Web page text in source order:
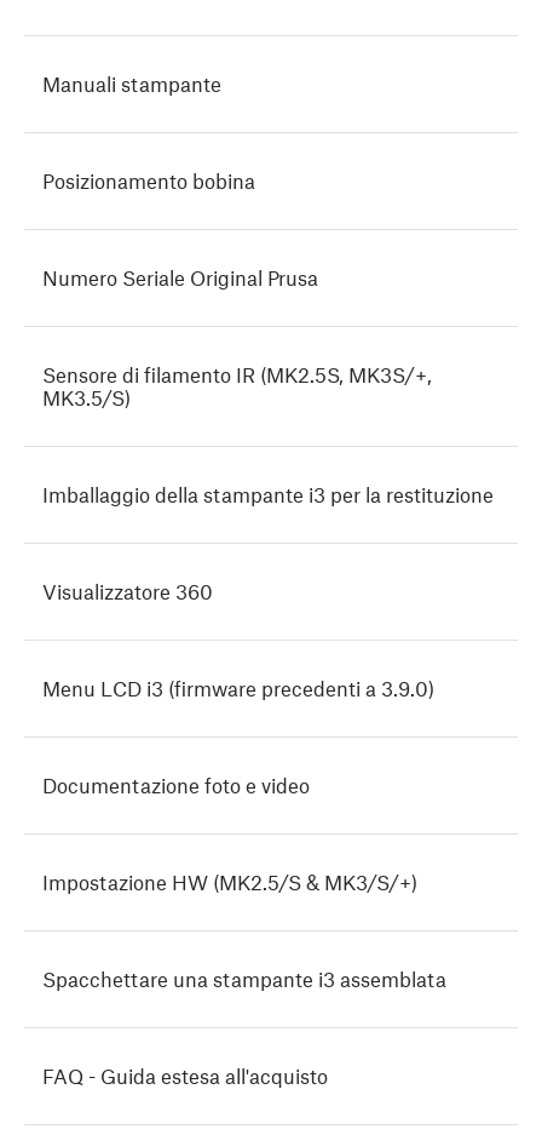
Manuali stampante
Posizionamento bobina
Numero Seriale Original Prusa
Sensore di filamento IR (MK2.5S, MK3S/+,
MK3.5/S)
Imballaggio della stampante i3 per la restituzione
Visualizzatore 360
Menu LCD i3 (firmware precedenti a 3.9.0)
Documentazione foto e video
Impostazione HW (MK2.5/S & MK3/S/+)
Spacchettare una stampante i3 assemblata
FAQ - Guida estesa all'acquisto